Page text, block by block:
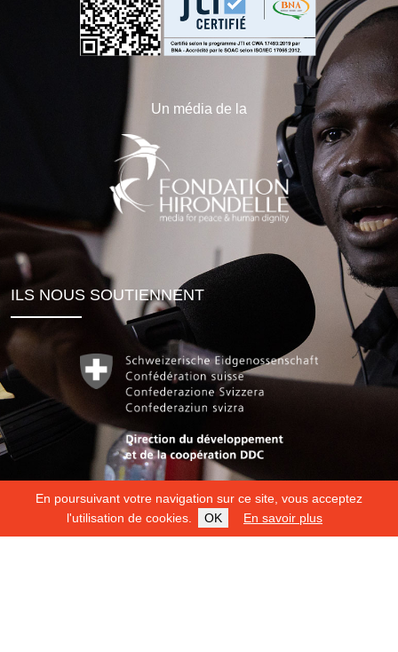
En poursuivant votre navigation sur ce site, vous acceptez
l'utilisation de cookies.
OK En savoir plus
Un média de la
ILS NOUS SOUTIENNENT